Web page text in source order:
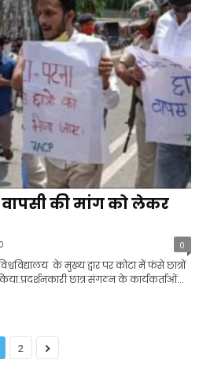
वापसी की मांग को लेकर
0
के मुख्य द्वार पर कोटा में फंसे छात्रों
छात्र संगठन के कार्यकर्ताओं...
2